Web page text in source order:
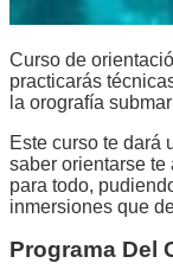
Curso de
practicarás
la orografía
Este curso te dará
saber orientarse
para todo,
inmersiones que
Programa Del